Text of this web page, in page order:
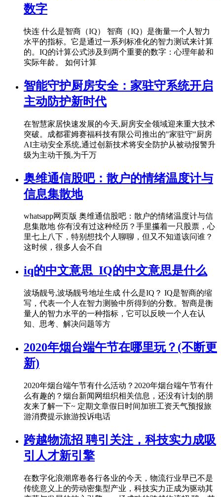
数字
快连 什么是智商（IQ） 智商（IQ）是衡量一个人智力
水平的指标。它是通过一系列标准化的智力测试来计算
的。IQ的计算公式涉及到两个重要的数字：心理年龄和
实际年龄。 如何计算
智能守护厨房安全：家驻守系统开启
主动防护新时代
在智慧家居快速发展的今天,厨房安全领域迎来重大技术
突破。成都霍姆赛福科技有限公司推出的"家驻守"厨房
AI主动安全系统,通过创新技术将安全防护从被动报警升
级为主动干预,为千万
奥维通信股吧：散户的情绪温度计与
信息集散地
whatsapp网页版 奥维通信股吧：散户的情绪温度计与信
息集散地 你有没有过这种经历？手里攥着一只股票，心
里七上八下，特别想找个人聊聊，但又不知道该问谁？
这时候，很多人会不自
iq的中文意思_IQ的中文意思是什么
波场靓号,波场靓号地址生成 什么是IQ？ IQ是智商的缩
写，代表一个人在智力测验中所得到的分数。智商是衡
量人的智力水平的一种指标，它可以反映一个人在认
知、思考、解决问题等方
2020年烟台端午节在哪里玩？(不断更
新)
2020年烟台端午节有什么活动？2020年烟台端午节有什
么有趣的？烟台新闻网组织相关信息，还没有计划的朋
友来了解一下~ 定期文章假日时间加班工资天气预报旅
游消费提示旅游投诉电话
跨越物流招 聘引关注，科技实力成吸
引人才新引擎
在数字化浪潮席卷各行各业的今天，物流行业早已不是
传统意义上的劳动密集型产业，科技实力正成为驱动其